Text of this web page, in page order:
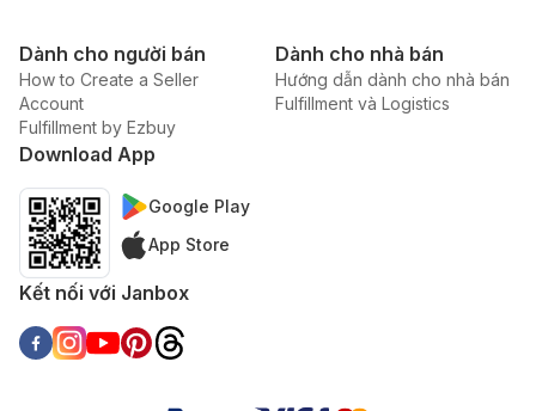
Dành cho người bán
How to Create a Seller
Account
Fulfillment by Ezbuy
Dành cho nhà bán
Hướng dẫn dành cho nhà bán
Fulfillment và Logistics
Download App
Google Play
App Store
Kết nối với Janbox